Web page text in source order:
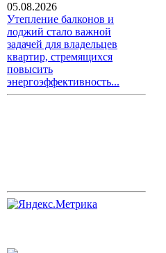
05.08.2026
Утепление балконов и
лоджий стало важной
задачей для владельцев
квартир, стремящихся
повысить
энергоэффективность...